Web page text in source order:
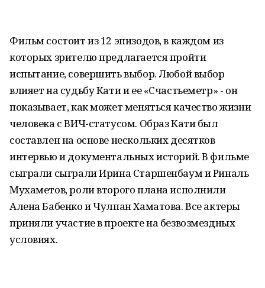
Фильм состоит из 12 эпизодов, в каждом из
которых зрителю предлагается пройти
испытание, совершить выбор. Любой выбор
влияет на судьбу Кати и ее «Счастьеметр» - он
показывает, как может меняться качество жизни
человека с ВИЧ-статусом. Образ Кати был
составлен на основе нескольких десятков
интервью и документальных историй. В фильме
сыграли сыграли Ирина Старшенбаум и Риналь
Мухаметов, роли второго плана исполнили
Алена Бабенко и Чулпан Хаматова. Все актеры
приняли участие в проекте на безвозмездных
условиях.